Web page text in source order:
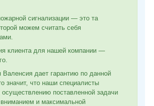
сигнализации ― это та
можем считать себя
клиента для нашей компании ―
Валенсия дает гарантию по данной
значит, что наши специалисты
осуществлению поставленной задачи
и максимальной